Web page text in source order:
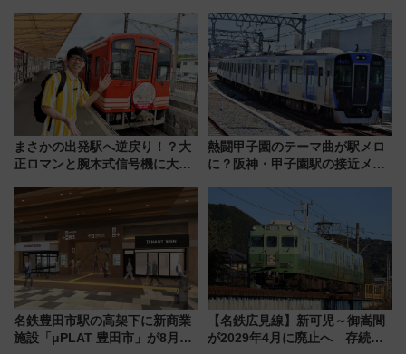
ラリーや子ども制服撮影も
地のふらっと立ち食いそば』
7/27夜10時～放送
まさかの出発駅へ逆戻り！？大
正ロマンと腕木式信号機に大興
目の舞台は岐阜県の「明知鉄
熱闘甲子園のテーマ曲が駅メロ
に？阪神・甲子園駅の接近メロ
谷実アレンジの特別仕様へ、8月
5日始発から
名鉄豊田市駅の高架下に新商業
施設「μPLAT 豊田市」が8月26
【名鉄広見線】新可児～御嵩間
が2029年4月に廃止へ 存続協